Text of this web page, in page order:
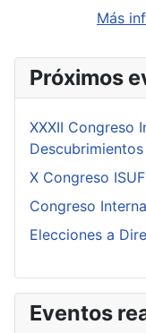
Más
Próximos
XXXII Congreso
X Congreso
Congreso
Elecciones a
Eventos